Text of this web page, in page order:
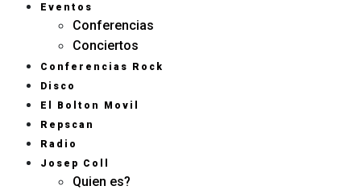
Eventos
Conferencias
Conciertos
Conferencias Rock
Disco
El Bolton Movil
Repscan
Radio
Josep Coll
Quien es?